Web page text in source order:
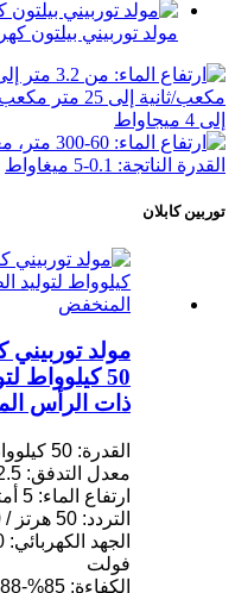
مولد توربيني بيلتون كهرومائي
توربين كابلان
مولد توربيني
50 كيلوواط
ذات الرأس
القدرة: 50 كيلوواط
معدل التدفق: 2.5 م³/ث - 5.2 م³/ث
ارتفاع الماء: 5 أمتار
التردد: 50 هرتز / 60 هرتز
فولت
الكفاءة: 85%-88%